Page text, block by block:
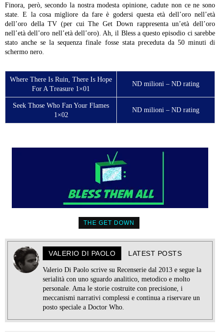
Finora, però, secondo la nostra modesta opinione, cadute non ce ne sono
state. E la cosa migliore da fare è godersi questa età dell’oro nell’età
dell’oro della TV (per cui The Get Down rappresenta un’età dell’oro
nell’età dell’oro nell’età dell’oro). Ah, il Bless a questo episodio ci sarebbe
stato anche se la sequenza finale fosse stata preceduta da 50 minuti di
schermo nero.
Where There Is Ruin, There Is Hope
For A Treasure 1×01
ND milioni – ND rating
Seek Those Who Fan Your Flames
1×02
ND milioni – ND rating
THE GET DOWN
VALERIO DI PAOLO LATEST POSTS
Valerio Di Paolo scrive su Recenserie dal 2013 e segue la
serialità con uno sguardo analitico, metodico e molto
personale. Ama le storie costruite con precisione, i
meccanismi narrativi complessi e continua a riservare un
posto speciale a Doctor Who.